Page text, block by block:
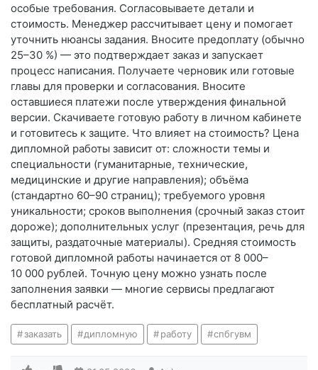
особые требования. Согласовываете детали и
стоимость. Менеджер рассчитывает цену и помогает
уточнить нюансы задания. Вносите предоплату (обычно
25–30 %) — это подтверждает заказ и запускает
процесс написания. Получаете черновик или готовые
главы для проверки и согласования. Вносите
оставшиеся платежи после утверждения финальной
версии. Скачиваете готовую работу в личном кабинете
и готовитесь к защите. Что влияет на стоимость? Цена
дипломной работы зависит от: сложности темы и
специальности (гуманитарные, технические,
медицинские и другие направления); объёма
(стандартно 60–90 страниц); требуемого уровня
уникальности; сроков выполнения (срочный заказ стоит
дороже); дополнительных услуг (презентация, речь для
защиты, раздаточные материалы). Средняя стоимость
готовой дипломной работы начинается от 8 000–
10 000 рублей. Точную цену можно узнать после
заполнения заявки — многие сервисы предлагают
бесплатный расчёт.
заказать дипломную работу спбгувм